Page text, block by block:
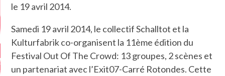
le 19 avril 2014.
Samedi 19 avril 2014, le collectif Schalltot et la
Kulturfabrik co-organisent la 11ème édition du
Festival Out Of The Crowd: 13 groupes, 2 scènes et
un partenariat avec l’Exit07-Carré Rotondes. Cette